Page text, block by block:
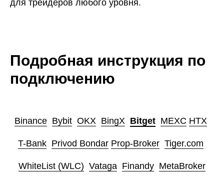
для трейдеров любого уровня.
Подробная инструкция по
подключению
Binance Bybit OKX BingX Bitget MEXC HTX
T-Bank Privod Bondar Prop-Broker Tiger.com
WhiteList (WLC) Vataga Finandy MetaBroker